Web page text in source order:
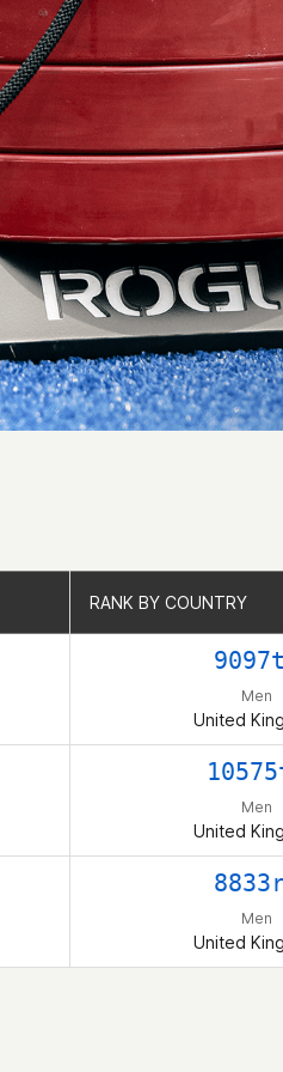
RANK BY COUNTRY
Men
United
Men
United
Men
United
RANK BY COUNTRY